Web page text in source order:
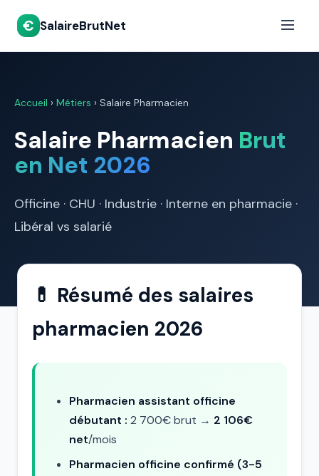
€ SalaireBrutNet
Accueil › Métiers › Salaire Pharmacien
Salaire Pharmacien Brut
en Net 2026
Officine · CHU · Industrie · Interne en pharmacie ·
Libéral vs salarié
💊 Résumé des salaires
pharmacien 2026
Pharmacien assistant officine
débutant : 2 700€ brut → 2 106€
net/mois
Pharmacien officine confirmé (3-5